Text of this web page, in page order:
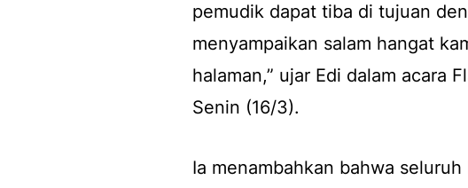
pemudik dapat tiba di tujuan
menyampaikan salam hangat
halaman,” ujar Edi dalam acara
Senin (16/3).
Ia menambahkan bahwa